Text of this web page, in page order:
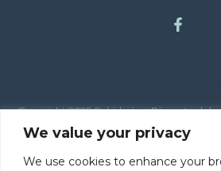
We value your privacy
We use cookies to enhance your
Copyright 2025 Sabiduria y Bienestar |